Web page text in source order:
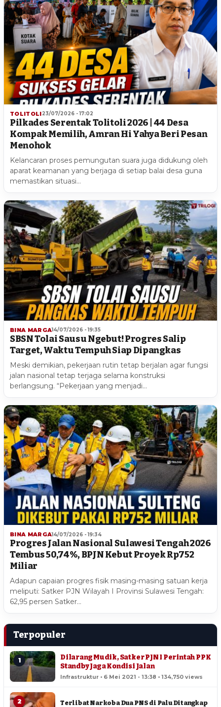
TOLITOLI23/07/2026 - 17:02
Pilkades Serentak Tolitoli 2026 | 44 Desa
Kompak Memilih, Amran Hi Yahya Beri Pesan
Menohok
Kelancaran proses pemungutan suara juga didukung oleh
aparat keamanan yang berjaga di setiap balai desa guna
memastikan situasi…
BINA MARGA14/07/2026 - 19:35
SBSN Tolai Sausu Ngebut! Progres Salip
Target, Waktu Tempuh Siap Dipangkas
Meski demikian, pekerjaan rutin tetap berjalan agar fungsi
jalan nasional tetap terjaga selama konstruksi
berlangsung. “Pekerjaan yang menjadi…
BINA MARGA14/07/2026 - 19:34
Progres Jalan Nasional Sulawesi Tengah 2026
Tembus 50,74%, BPJN Kebut Proyek Rp752
Miliar
Adapun capaian progres fisik masing-masing satuan kerja
meliputi: Satker PJN Wilayah I Provinsi Sulawesi Tengah:
62,95 persen Satker…
Terpopuler
1
Dilarang Mudik, Satker PJN I Perintah PPK
Standby Jaga Kondisi Jalan
Infrastruktur • 6 Mei 2021 - 13:38 • 134,750 views
2 Terlibat Narkoba Dua PNS di Palu Ditangkap